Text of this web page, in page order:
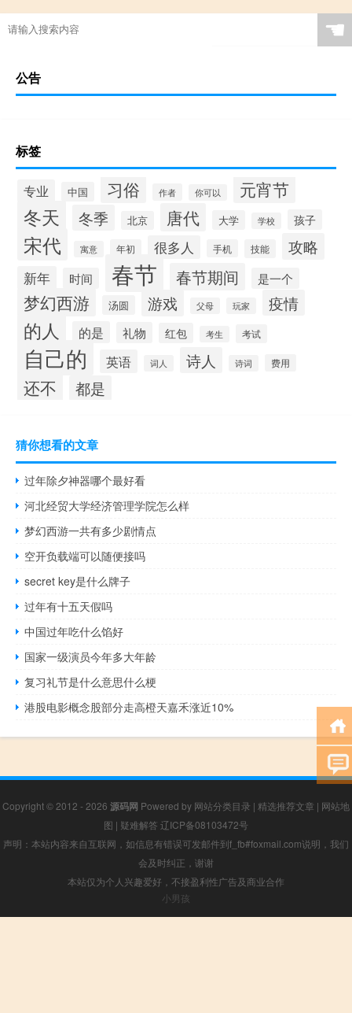
☚
公告
标签
专业 中国 习俗 作者 你可以 元宵节
冬天 冬季 北京 唐代 大学 学校 孩子
宋代 寓意 年初 很多人 手机 技能 攻略
新年 时间 春节 春节期间 是一个
梦幻西游 汤圆 游戏 父母 玩家 疫情
的人 的是 礼物 红包 考生 考试
自己的 英语 词人 诗人 诗词 费用
还不 都是
猜你想看的文章
过年除夕神器哪个最好看
河北经贸大学经济管理学院怎么样
梦幻西游一共有多少剧情点
空开负载端可以随便接吗
secret key是什么牌子
过年有十五天假吗
中国过年吃什么馅好
国家一级演员今年多大年龄
复习礼节是什么意思什么梗
港股电影概念股部分走高橙天嘉禾涨近10%
Copyright © 2012 - 2026 源码网 Powered by 网站分类目录 | 精选推荐文章 | 网站地
图 | 疑难解答 辽ICP备08103472号
声明：本站内容来自互联网，如信息有错误可发邮件到f_fb#foxmail.com说明，我们
会及时纠正，谢谢
本站仅为个人兴趣爱好，不接盈利性广告及商业合作
小男孩